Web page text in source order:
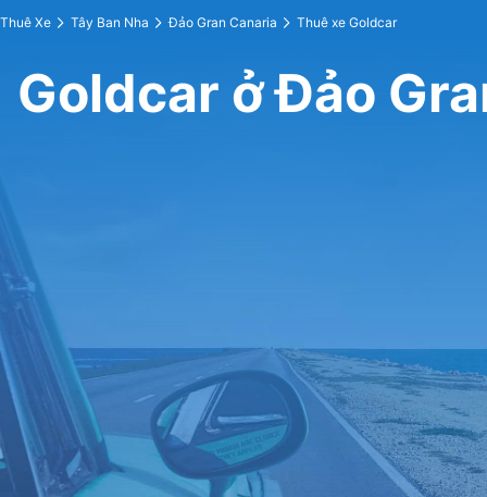
Thuê Xe Tây Ban Nha Đảo Gran Canaria Thuê xe Goldcar
Goldcar ở Đảo